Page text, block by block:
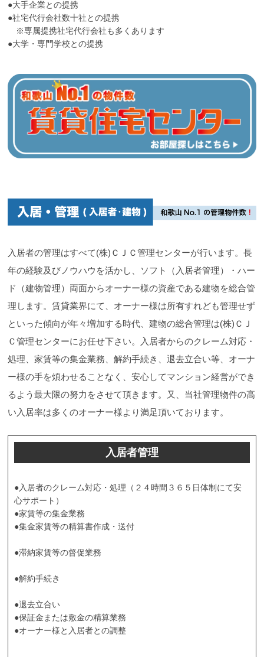
●大手企業との提携
●社宅代行会社数十社との提携
※専属提携社宅代行会社も多くあります
●大学・専門学校との提携
入居者の管理はすべて(株)ＣＪＣ管理センターが行います。長
年の経験及びノウハウを活かし、ソフト（入居者管理）・ハー
ド（建物管理）両面からオーナー様の資産である建物を総合管
理します。賃貸業界にて、オーナー様は所有すれども管理せず
といった傾向が年々増加する時代、建物の総合管理は(株)ＣＪ
Ｃ管理センターにお任せ下さい。入居者からのクレーム対応・
処理、家賃等の集金業務、解約手続き、退去立合い等、オーナ
ー様の手を煩わせることなく、安心してマンション経営ができ
るよう最大限の努力をさせて頂きます。又、当社管理物件の高
い入居率は多くのオーナー様より満足頂いております。
入居者管理
●入居者のクレーム対応・処理（２４時間３６５日体制にて安
心サポート）
●家賃等の集金業務
●集金家賃等の精算書作成・送付
●滞納家賃等の督促業務
●解約手続き
●退去立合い
●保証金または敷金の精算業務
●オーナー様と入居者との調整